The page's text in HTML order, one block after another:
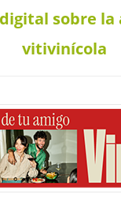
sobre
vitivinícola